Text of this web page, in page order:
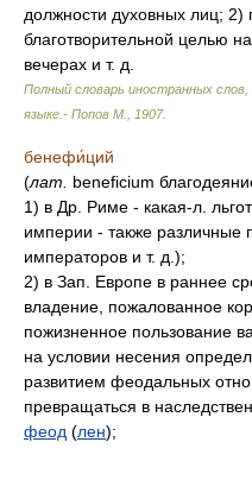
должности духовных лиц; 2)
благотворительной целью
вечерах и т. д.
Полный словарь иностранных
языке.- Попов М.
1907.
бенефи́ций
(лат.
beneficium
1) в Др. Риме - какая-л.
империи - также различные
императоров и т. д.);
2) в Зап. Европе в раннее
владение, пожалованное
пожизненное пользование
на условии несения
развитием феодальных
превращаться в
феод (лен);